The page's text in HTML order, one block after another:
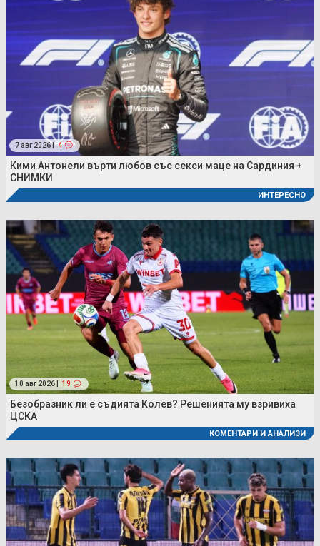
7 авг 2026 | 4
Кими Антонели върти любов със секси маце на Сардиния +
СНИМКИ
ИНТЕРЕСНО
10 авг 2026 | 19
Безобразник ли е съдията Колев? Решенията му взривиха
ЦСКА
КОМЕНТАРИ И АНАЛИЗИ